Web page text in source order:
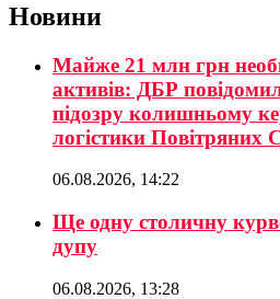
Новини
Майже 21 млн грн
активів: ДБР
підозру колишньому
логістики Повітряних
06.08.2026, 14:22
Ще одну столичну
дупу
06.08.2026, 13:28